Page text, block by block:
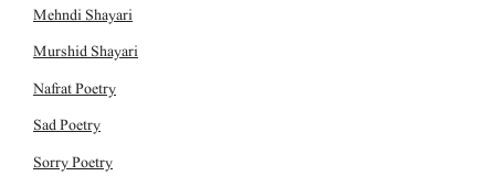
Mehndi Shayari
Murshid Shayari
Nafrat Poetry
Sad Poetry
Sorry Poetry